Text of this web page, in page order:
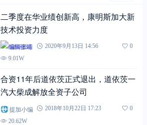
二季度在华业绩创新高，康明斯加大新
技术投资力度
编辑张靖 2020年9月13日 14:56
0
9.01W
合资11年后道依茨正式退出，道依茨一
汽大柴成解放全资子公司
提加小编 2018年10月22日 17:23
0
20.62W